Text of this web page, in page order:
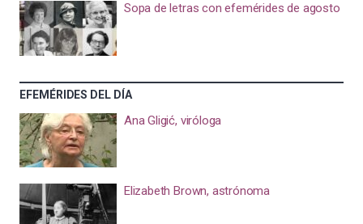
Sopa de letras con efemérides de agosto
EFEMÉRIDES DEL DÍA
Ana Gligić, viróloga
Elizabeth Brown, astrónoma